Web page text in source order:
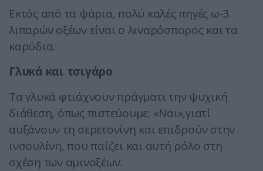
Εκτός από τα ψάρια, πολύ καλές πηγές ω-3
λιπαρών οξέων είναι ο λιναρόσπορος και τα
καρύδια.
Γλυκά και τσιγάρο
Τα γλυκά φτιάχνουν πράγματι την ψυχική
διάθεση, όπως πιστεύουμε; «Ναι»,γιατί
αυξάνουν τη σερετονίνη και επιδρούν στην
ινσουλίνη, που παίζει και αυτή ρόλο στη
σχέση των αμινοξέων.